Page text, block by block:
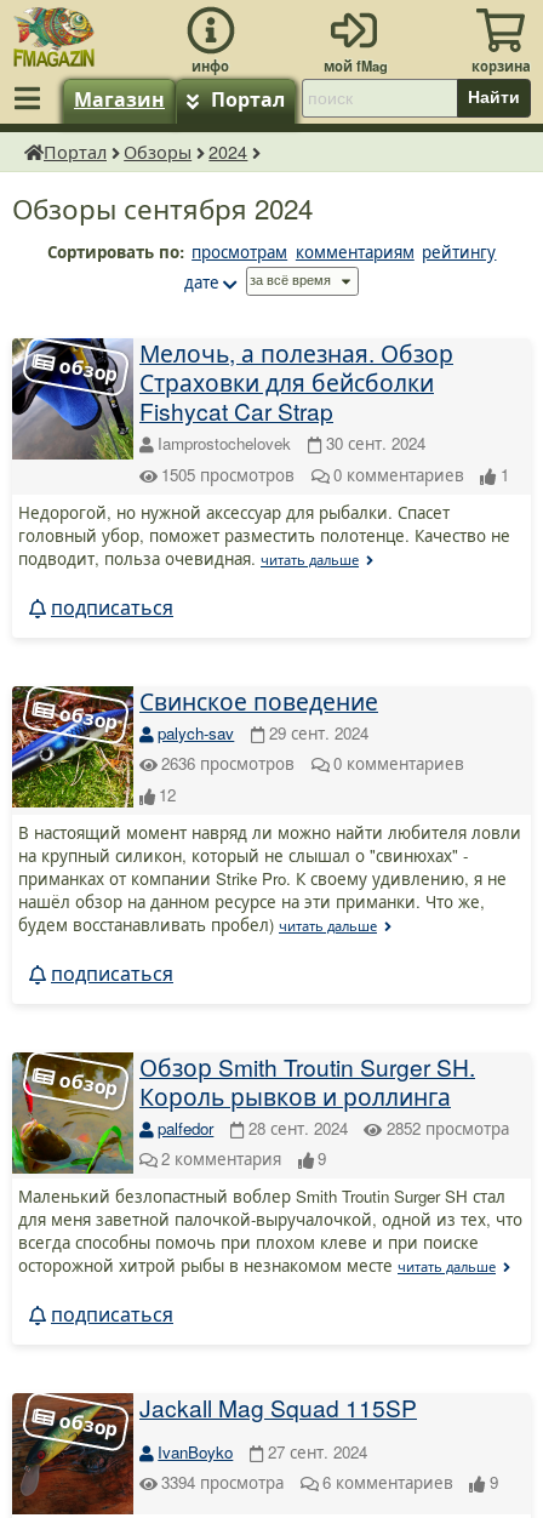
Магазин Портал Найти
fMagazin.ru
Портал Обзоры 2024
Обзоры сентября 2024
Сортировать по: просмотрам комментариям рейтингу
дате
Мелочь, а полезная. Обзор
Страховки для бейсболки
Fishycat Car Strap
Iamprostochelovek
30 сент. 2024
1505 просмотров 0 комментариев
1
Недорогой, но нужной аксессуар для рыбалки. Спасет
головный убор, поможет разместить полотенце. Качество не
подводит, польза очевидная. читать дальше
подписаться
Свинское поведение
palych-sav
29 сент. 2024
2636 просмотров 0 комментариев
12
В настоящий момент навряд ли можно найти любителя ловли
на крупный силикон, который не слышал о "свинюхах" -
приманках от компании Strike Pro. К своему удивлению, я не
нашёл обзор на данном ресурсе на эти приманки. Что же,
будем восстанавливать пробел) читать дальше
подписаться
Обзор Smith Troutin Surger SH.
Король рывков и роллинга
palfedor 28 сент. 2024 2852 просмотра
2 комментария
9
Маленький безлопастный воблер Smith Troutin Surger SH стал
для меня заветной палочкой-выручалочкой, одной из тех, что
всегда способны помочь при плохом клеве и при поиске
осторожной хитрой рыбы в незнакомом месте читать дальше
подписаться
Jackall Mag Squad 115SP
IvanBoyko
27 сент. 2024
3394 просмотра 6 комментариев 9